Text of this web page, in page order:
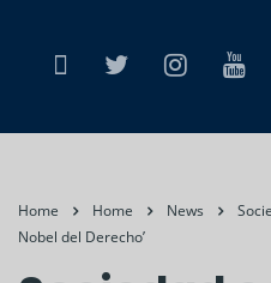
Home Home News
Nobel del Derecho’